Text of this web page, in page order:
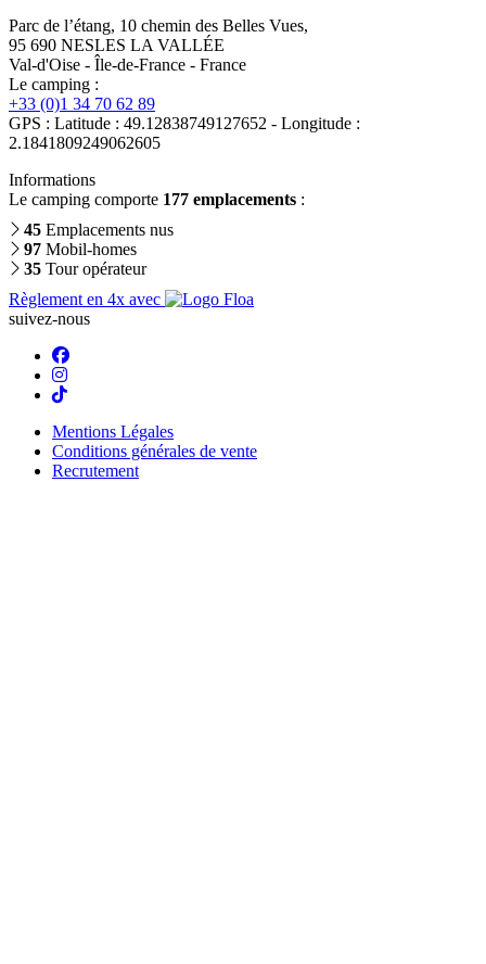
Parc de l’étang, 10 chemin des Belles Vues,
95 690 NESLES LA VALLÉE
Val-d'Oise - Île-de-France - France
Le camping :
+33 (0)1 34 70 62 89
GPS : Latitude : 49.12838749127652 - Longitude :
2.1841809249062605
Informations
Le camping comporte 177 emplacements :
45 Emplacements nus
97 Mobil-homes
35 Tour opérateur
Règlement en 4x avec
suivez-nous
Mentions Légales
Conditions générales de vente
Recrutement